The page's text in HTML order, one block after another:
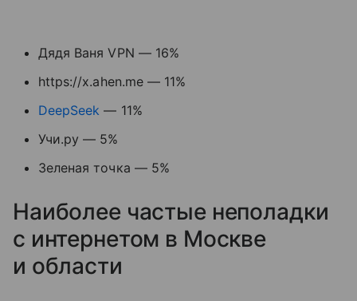
Дядя Ваня VPN — 16%
https://x.ahen.me — 11%
DeepSeek — 11%
Учи.ру — 5%
Зеленая точка — 5%
Наиболее частые неполадки
с интернетом в Москве
и области